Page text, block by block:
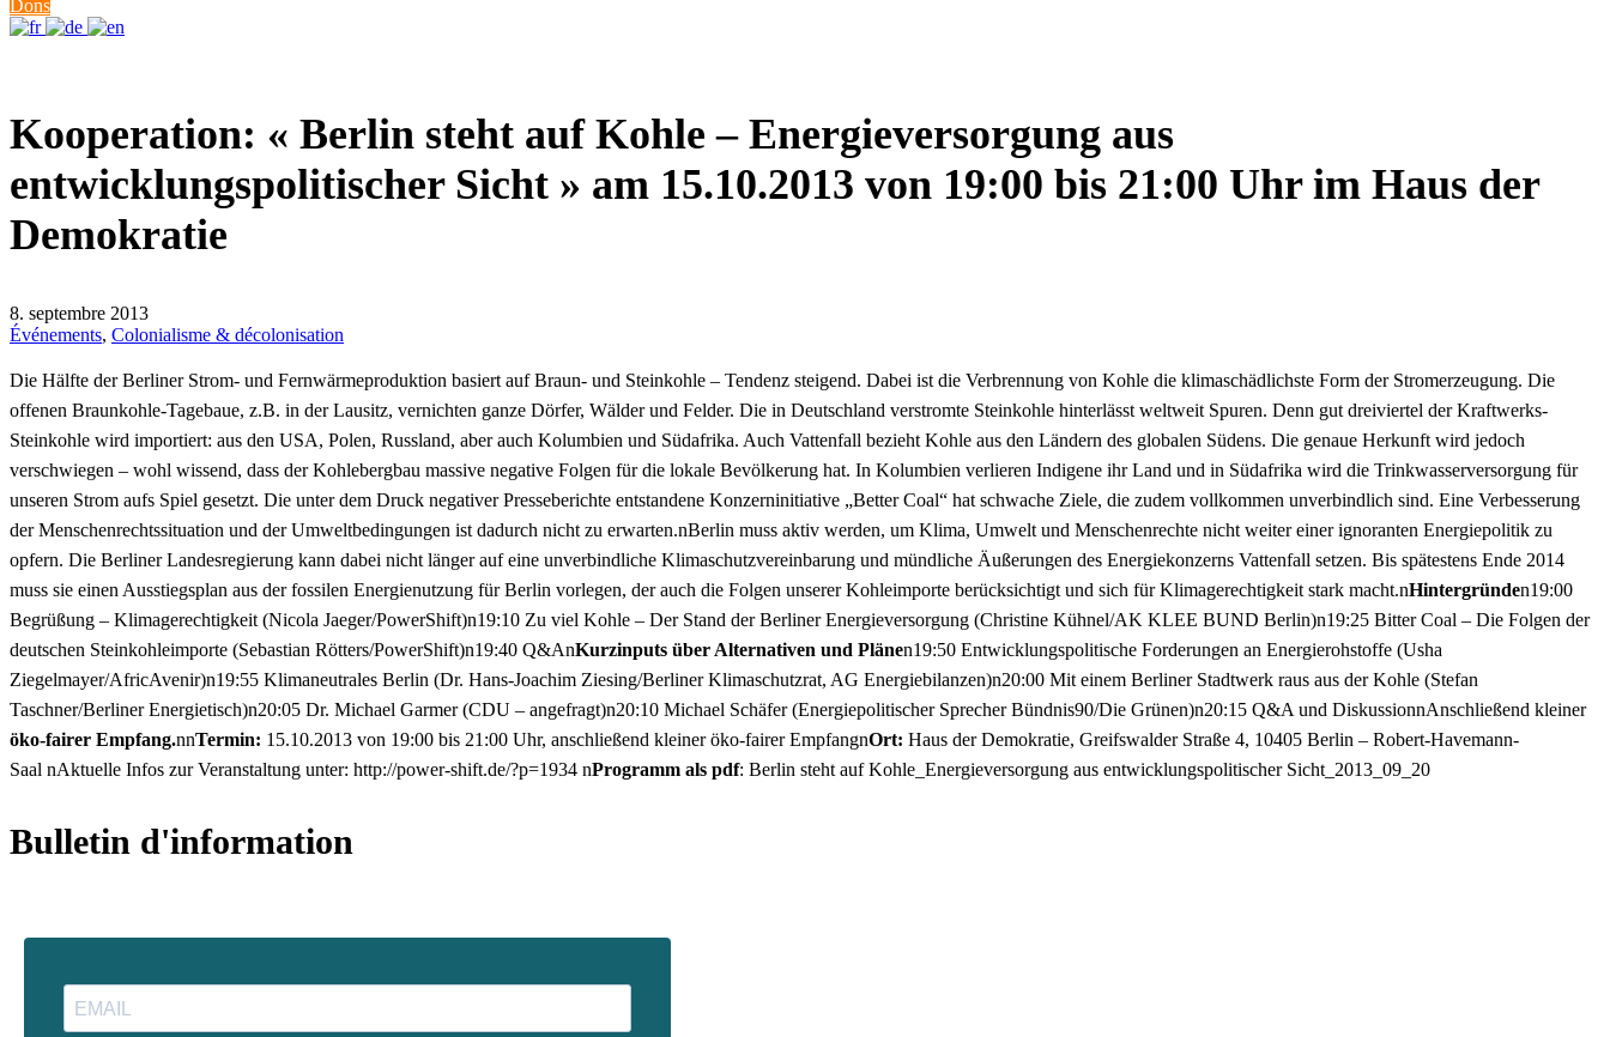
Dons
Kooperation: « Berlin steht auf Kohle – Energieversorgung aus
entwicklungspolitischer Sicht » am 15.10.2013 von 19:00 bis 21:00 Uhr im Haus der
Demokratie
8. septembre 2013
Événements, Colonialisme & décolonisation
Die Hälfte der Berliner Strom- und Fernwärmeproduktion basiert auf Braun- und Steinkohle – Tendenz steigend. Dabei ist die Verbrennung von Kohle die klimaschädlichste Form der Stromerzeugung. Die
offenen Braunkohle-Tagebaue, z.B. in der Lausitz, vernichten ganze Dörfer, Wälder und Felder. Die in Deutschland verstromte Steinkohle hinterlässt weltweit Spuren. Denn gut dreiviertel der Kraftwerks-
Steinkohle wird importiert: aus den USA, Polen, Russland, aber auch Kolumbien und Südafrika. Auch Vattenfall bezieht Kohle aus den Ländern des globalen Südens. Die genaue Herkunft wird jedoch
verschwiegen – wohl wissend, dass der Kohlebergbau massive negative Folgen für die lokale Bevölkerung hat. In Kolumbien verlieren Indigene ihr Land und in Südafrika wird die Trinkwasserversorgung für
unseren Strom aufs Spiel gesetzt. Die unter dem Druck negativer Presseberichte entstandene Konzerninitiative „Better Coal“ hat schwache Ziele, die zudem vollkommen unverbindlich sind. Eine Verbesserung
der Menschenrechtssituation und der Umweltbedingungen ist dadurch nicht zu erwarten.nBerlin muss aktiv werden, um Klima, Umwelt und Menschenrechte nicht weiter einer ignoranten Energiepolitik zu
opfern. Die Berliner Landesregierung kann dabei nicht länger auf eine unverbindliche Klimaschutzvereinbarung und mündliche Äußerungen des Energiekonzerns Vattenfall setzen. Bis spätestens Ende 2014
muss sie einen Ausstiegsplan aus der fossilen Energienutzung für Berlin vorlegen, der auch die Folgen unserer Kohleimporte berücksichtigt und sich für Klimagerechtigkeit stark macht.nHintergründen19:00
Begrüßung – Klimagerechtigkeit (Nicola Jaeger/PowerShift)n19:10 Zu viel Kohle – Der Stand der Berliner Energieversorgung (Christine Kühnel/AK KLEE BUND Berlin)n19:25 Bitter Coal – Die Folgen der
deutschen Steinkohleimporte (Sebastian Rötters/PowerShift)n19:40 Q&AnKurzinputs über Alternativen und Plänen19:50 Entwicklungspolitische Forderungen an Energierohstoffe (Usha
Ziegelmayer/AfricAvenir)n19:55 Klimaneutrales Berlin (Dr. Hans-Joachim Ziesing/Berliner Klimaschutzrat, AG Energiebilanzen)n20:00 Mit einem Berliner Stadtwerk raus aus der Kohle (Stefan
Taschner/Berliner Energietisch)n20:05 Dr. Michael Garmer (CDU – angefragt)n20:10 Michael Schäfer (Energiepolitischer Sprecher Bündnis90/Die Grünen)n20:15 Q&A und DiskussionnAnschließend kleiner
öko-fairer Empfang.nnTermin: 15.10.2013 von 19:00 bis 21:00 Uhr, anschließend kleiner öko-fairer EmpfangnOrt: Haus der Demokratie, Greifswalder Straße 4, 10405 Berlin – Robert-Havemann-
Saal nAktuelle Infos zur Veranstaltung unter: http://power-shift.de/?p=1934 nProgramm als pdf: Berlin steht auf Kohle_Energieversorgung aus entwicklungspolitischer Sicht_2013_09_20
Bulletin d'information